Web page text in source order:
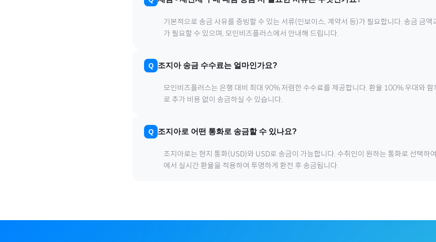
기본적으로 송금 사유를 증빙할 수 있는 서류(인보이스, 계약서 등)가 필요합니다. 송금 금액
가 필요할 수 있으며, 모인비즈플러스에서 안내해 드립니다.
조지아송금 수수료는 얼마인가요?
모인비즈플러스는 은행 대비 최대 90% 저렴한 수수료를 제공합니다. 환율 100% 우대와
로 추가 비용 없이 송금하실 수 있습니다.
조지아로 어떤 통화로 송금할 수 있나요?
조지아로는 현지 통화(USD)와 USD로 송금이 가능합니다. 수취인이 원하는 통화로 선택하
에서 실시간 환율을 적용하여 투명하게 환전 후 송금됩니다.